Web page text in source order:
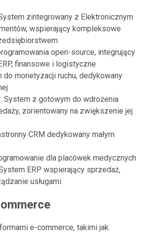
zintegrowany z Elektronicznym
wspierający kompleksowe
open-source, integrujący
finansowe i logistyczne
do monetyzacji ruchu, dedykowany
System z gotowym do wdrożenia
zorientowany na zwiększenie jej
CRM dedykowany małym
dla placówek medycznych
ERP wspierający sprzedaż,
usługami.
e-commerce, takimi jak